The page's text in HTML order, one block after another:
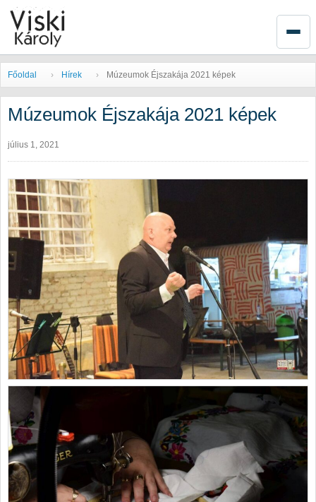
Főoldal Hírek Múzeumok Éjszakája 2021 képek
Múzeumok Éjszakája 2021 képek
július 1, 2021